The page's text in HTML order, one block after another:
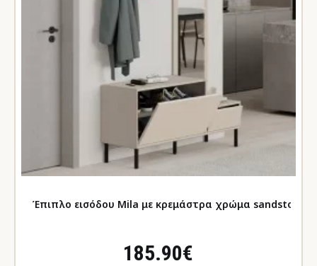
Έπιπλο εισόδου Mila με κρεμάστρα χρώμα
185.90€